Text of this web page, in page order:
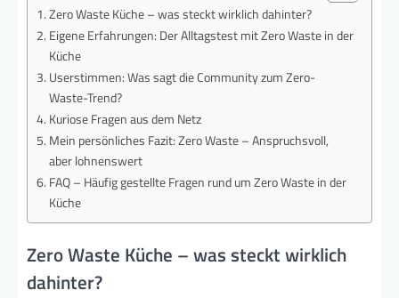
Zero Waste Küche – was steckt wirklich dahinter?
Eigene Erfahrungen: Der Alltagstest mit Zero Waste in der
Küche
Userstimmen: Was sagt die Community zum Zero-
Waste-Trend?
Kuriose Fragen aus dem Netz
Mein persönliches Fazit: Zero Waste – Anspruchsvoll,
aber lohnenswert
FAQ – Häufig gestellte Fragen rund um Zero Waste in der
Küche
Zero Waste Küche – was steckt wirklich
dahinter?